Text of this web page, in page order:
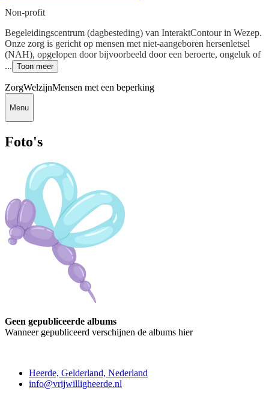
Non-profit
Begeleidingscentrum (dagbesteding) van InteraktContour in Wezep.
Onze zorg is gericht op mensen met niet-aangeboren hersenletsel
(NAH), opgelopen door bijvoorbeeld door een beroerte, ongeluk of
... Toon meer
ZorgWelzijnMensen met een beperking
Menu
Foto's
Geen gepubliceerde albums
Wanneer gepubliceerd verschijnen de albums hier
Heerde, Gelderland, Nederland
info@vrijwilligheerde.nl